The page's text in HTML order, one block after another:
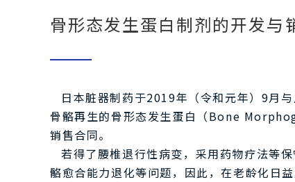
骨形态发生蛋白制剂的开发与
日本脏器制药于2019年（令和元年）9
骨骼再生的骨形态发生蛋白（Bone
销售合同。
若得了腰椎退行性病变，采用药物疗法等
骼愈合能力退化等问题，因此，在老龄化日